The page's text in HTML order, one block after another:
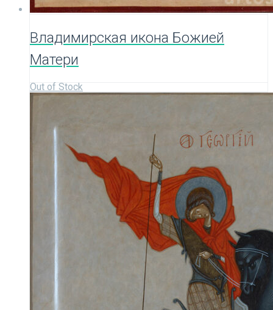
Владимирская икона Божией
Матери
Out of Stock